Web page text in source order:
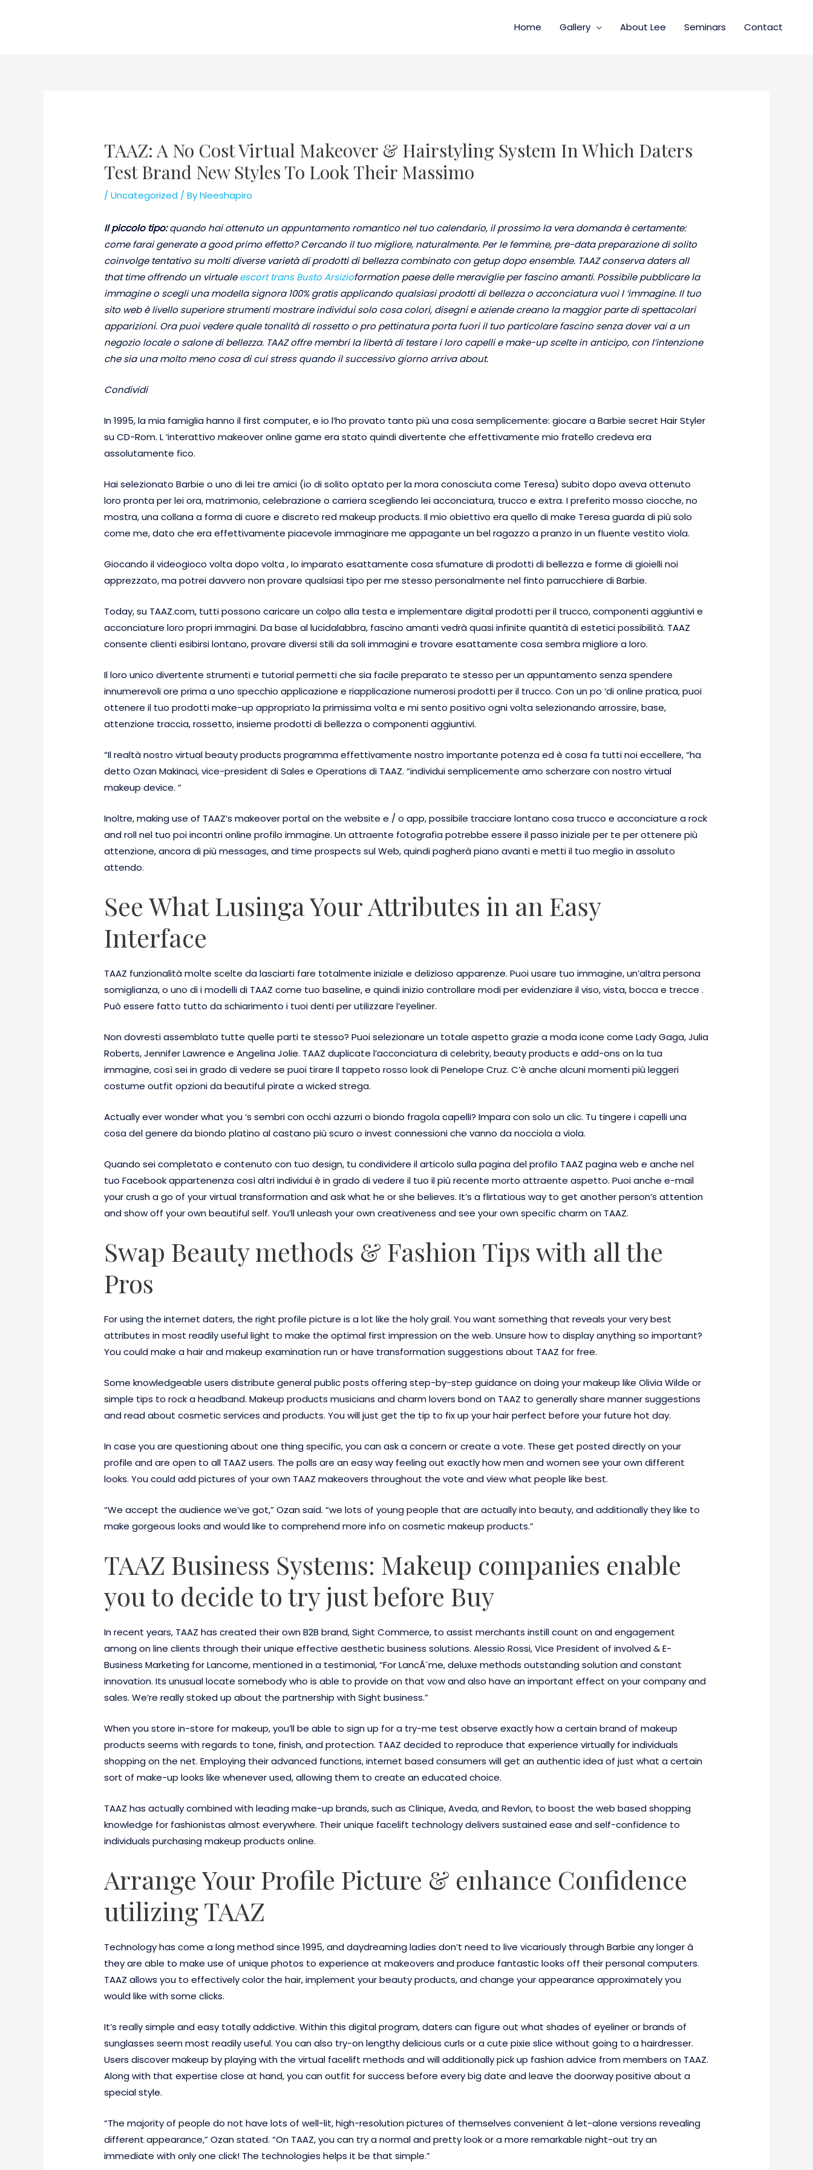
Home Gallery About Lee Seminars Contact
TAAZ: A No Cost Virtual Makeover & Hairstyling System In Which Daters
Test Brand New Styles To Look Their Massimo
/Uncategorized / Byhleeshapiro
Il piccolo tipo:quando hai ottenuto un appuntamento romantico nel tuo calendario, il prossimo la vera domanda è certamente:
come farai generate a good primo effetto? Cercando il tuo migliore, naturalmente. Per le femmine, pre-data preparazione di solito
coinvolge tentativo su molti diverse varietà di prodotti di bellezza combinato con getup dopo ensemble. TAAZ conserva daters all
that time offrendo un virtualeescort trans Busto Arsizioformation paese delle meraviglie per fascino amanti. Possibile pubblicare la
immagine o scegli una modella signora 100% gratis applicando qualsiasi prodotti di bellezza o acconciatura vuoi l ‘immagine. Il tuo
sito web è livello superiore strumenti mostrare individui solo cosa colori, disegni e aziende creano la maggior parte di spettacolari
apparizioni. Ora puoi vedere quale tonalità di rossetto o pro pettinatura porta fuori il tuo particolare fascino senza dover vai a un
negozio locale o salone di bellezza. TAAZ offre membri la libertà di testare i loro capelli e make-up scelte in anticipo, con l’intenzione
che sia una molto meno cosa di cui stress quando il successivo giorno arriva about.
Condividi
In 1995, la mia famiglia hanno il first computer, e io l’ho provato tanto più una cosa semplicemente: giocare a Barbie secret Hair Styler
su CD-Rom. L ‘interattivo makeover online game era stato quindi divertente che effettivamente mio fratello credeva era
assolutamente fico.
Hai selezionato Barbie o uno di lei tre amici (io di solito optato per la mora conosciuta come Teresa) subito dopo aveva ottenuto
loro pronta per lei ora, matrimonio, celebrazione o carriera scegliendo lei acconciatura, trucco e extra. I preferito mosso ciocche, no
mostra, una collana a forma di cuore e discreto red makeup products. Il mio obiettivo era quello di make Teresa guarda di più solo
come me, dato che era effettivamente piacevole immaginare me appagante un bel ragazzo a pranzo in un fluente vestito viola.
Giocando il videogioco volta dopo volta , Io imparato esattamente cosa sfumature di prodotti di bellezza e forme di gioielli noi
apprezzato, ma potrei davvero non provare qualsiasi tipo per me stesso personalmente nel finto parrucchiere di Barbie.
Today, su TAAZ.com, tutti possono caricare un colpo alla testa e implementare digital prodotti per il trucco, componenti aggiuntivi e
acconciature loro propri immagini. Da base al lucidalabbra, fascino amanti vedrà quasi infinite quantità di estetici possibilità. TAAZ
consente clienti esibirsi lontano, provare diversi stili da soli immagini e trovare esattamente cosa sembra migliore a loro.
Il loro unico divertente strumenti e tutorial permetti che sia facile preparato te stesso per un appuntamento senza spendere
innumerevoli ore prima a uno specchio applicazione e riapplicazione numerosi prodotti per il trucco. Con un po ‘di online pratica, puoi
ottenere il tuo prodotti make-up appropriato la primissima volta e mi sento positivo ogni volta selezionando arrossire, base,
attenzione traccia, rossetto, insieme prodotti di bellezza o componenti aggiuntivi.
“Il realtà nostro virtual beauty products programma effettivamente nostro importante potenza ed è cosa fa tutti noi eccellere, “ha
detto Ozan Makinaci, vice-president di Sales e Operations di TAAZ. “individui semplicemente amo scherzare con nostro virtual
makeup device. ”
Inoltre, making use of TAAZ’s makeover portal on the website e / o app, possibile tracciare lontano cosa trucco e acconciature a rock
and roll nel tuo poi incontri online profilo immagine. Un attraente fotografia potrebbe essere il passo iniziale per te per ottenere più
attenzione, ancora di più messages, and time prospects sul Web, quindi pagherà piano avanti e metti il tuo meglio in assoluto
attendo.
See What Lusinga Your Attributes in an Easy
Interface
TAAZ funzionalità molte scelte da lasciarti fare totalmente iniziale e delizioso apparenze. Puoi usare tuo immagine, un’altra persona
somiglianza, o uno di i modelli di TAAZ come tuo baseline, e quindi inizio controllare modi per evidenziare il viso, vista, bocca e trecce .
Può essere fatto tutto da schiarimento i tuoi denti per utilizzare l’eyeliner.
Non dovresti assemblato tutte quelle parti te stesso? Puoi selezionare un totale aspetto grazie a moda icone come Lady Gaga, Julia
Roberts, Jennifer Lawrence e Angelina Jolie. TAAZ duplicate l’acconciatura di celebrity, beauty products e add-ons on la tua
immagine, così sei in grado di vedere se puoi tirare Il tappeto rosso look di Penelope Cruz. C’è anche alcuni momenti più leggeri
costume outfit opzioni da beautiful pirate a wicked strega.
Actually ever wonder what you ‘s sembri con occhi azzurri o biondo fragola capelli? Impara con solo un clic. Tu tingere i capelli una
cosa del genere da biondo platino al castano più scuro o invest connessioni che vanno da nocciola a viola.
Quando sei completato e contenuto con tuo design, tu condividere il articolo sulla pagina del profilo TAAZ pagina web e anche nel
tuo Facebook appartenenza così altri individui è in grado di vedere il tuo il più recente morto attraente aspetto. Puoi anche e-mail
your crush a go of your virtual transformation and ask what he or she believes. It’s a flirtatious way to get another person’s attention
and show off your own beautiful self. You’ll unleash your own creativeness and see your own specific charm on TAAZ.
Swap Beauty methods & Fashion Tips with all the
Pros
For using the internet daters, the right profile picture is a lot like the holy grail. You want something that reveals your very best
attributes in most readily useful light to make the optimal first impression on the web. Unsure how to display anything so important?
You could make a hair and makeup examination run or have transformation suggestions about TAAZ for free.
Some knowledgeable users distribute general public posts offering step-by-step guidance on doing your makeup like Olivia Wilde or
simple tips to rock a headband. Makeup products musicians and charm lovers bond on TAAZ to generally share manner suggestions
and read about cosmetic services and products. You will just get the tip to fix up your hair perfect before your future hot day.
In case you are questioning about one thing specific, you can ask a concern or create a vote. These get posted directly on your
profile and are open to all TAAZ users. The polls are an easy way feeling out exactly how men and women see your own different
looks. You could add pictures of your own TAAZ makeovers throughout the vote and view what people like best.
“We accept the audience we’ve got,” Ozan said. “we lots of young people that are actually into beauty, and additionally they like to
make gorgeous looks and would like to comprehend more info on cosmetic makeup products.”
TAAZ Business Systems: Makeup companies enable
you to decide to try just before Buy
In recent years, TAAZ has created their own B2B brand, Sight Commerce, to assist merchants instill count on and engagement
among on line clients through their unique effective aesthetic business solutions. Alessio Rossi, Vice President of involved & E-
Business Marketing for Lancome, mentioned in a testimonial, “For LancÃ´me, deluxe methods outstanding solution and constant
innovation. Its unusual locate somebody who is able to provide on that vow and also have an important effect on your company and
sales. We’re really stoked up about the partnership with Sight business.”
When you store in-store for makeup, you’ll be able to sign up for a try-me test observe exactly how a certain brand of makeup
products seems with regards to tone, finish, and protection. TAAZ decided to reproduce that experience virtually for individuals
shopping on the net. Employing their advanced functions, internet based consumers will get an authentic idea of just what a certain
sort of make-up looks like whenever used, allowing them to create an educated choice.
TAAZ has actually combined with leading make-up brands, such as Clinique, Aveda, and Revlon, to boost the web based shopping
knowledge for fashionistas almost everywhere. Their unique facelift technology delivers sustained ease and self-confidence to
individuals purchasing makeup products online.
Arrange Your Profile Picture & enhance Confidence
utilizing TAAZ
Technology has come a long method since 1995, and daydreaming ladies don’t need to live vicariously through Barbie any longer â
they are able to make use of unique photos to experience at makeovers and produce fantastic looks off their personal computers.
TAAZ allows you to effectively color the hair, implement your beauty products, and change your appearance approximately you
would like with some clicks.
It’s really simple and easy totally addictive. Within this digital program, daters can figure out what shades of eyeliner or brands of
sunglasses seem most readily useful. You can also try-on lengthy delicious curls or a cute pixie slice without going to a hairdresser.
Users discover makeup by playing with the virtual facelift methods and will additionally pick up fashion advice from members on TAAZ.
Along with that expertise close at hand, you can outfit for success before every big date and leave the doorway positive about a
special style.
“The majority of people do not have lots of well-lit, high-resolution pictures of themselves convenient â let-alone versions revealing
different appearance,” Ozan stated. “On TAAZ, you can try a normal and pretty look or a more remarkable night-out try an
immediate with only one click! The technologies helps it be that simple.”